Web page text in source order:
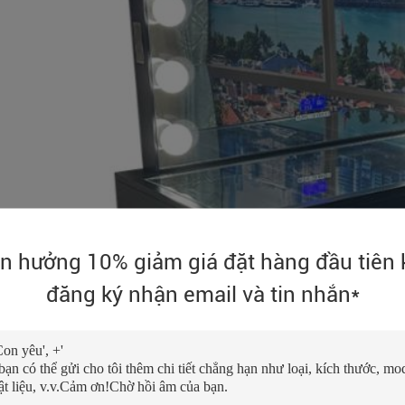
hưởng 10% giảm giá đặt hàng đầu tiên
đăng ký nhận email và tin nhắn*